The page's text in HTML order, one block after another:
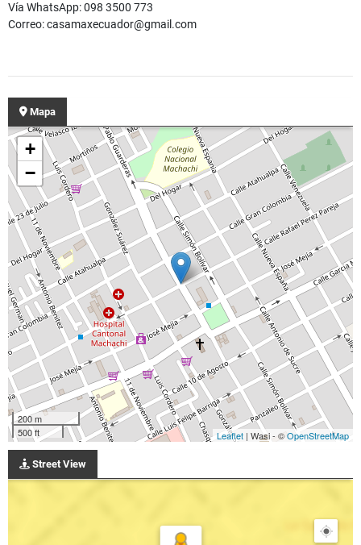
Vía WhatsApp: 098 3500 773
Correo: casamaxecuador@gmail.com
Mapa
+
−
200 m
500 ft
Leaflet | Wasi - ©OpenStreetMap
Street View